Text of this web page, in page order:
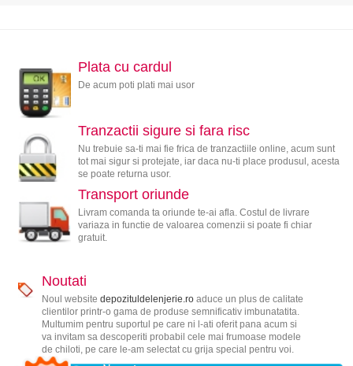
Plata cu cardul
De acum poti plati mai usor
Tranzactii sigure si fara risc
Nu trebuie sa-ti mai fie frica de tranzactiile online, acum sunt
tot mai sigur si protejate, iar daca nu-ti place produsul, acesta
se poate returna usor.
Transport oriunde
Livram comanda ta oriunde te-ai afla. Costul de livrare
variaza in functie de valoarea comenzii si poate fi chiar
gratuit.
Noutati
Noul website depozituldelenjerie.roaduce un plus de calitate
clientilor printr-o gama de produse semnificativ imbunatatita.
Multumim pentru suportul pe care ni l-ati oferit pana acum si
va invitam sa descoperiti probabil cele mai frumoase modele
de chiloti, pe care le-am selectat cu grija special pentru voi.